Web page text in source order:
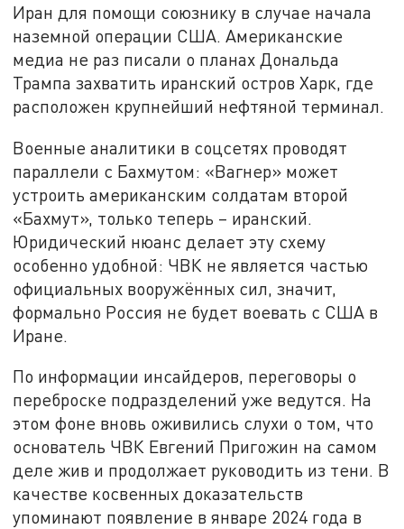
Иран для помощи союзнику в случае начала
наземной операции США. Американские
медиа не раз писали о планах Дональда
Трампа захватить иранский остров Харк, где
расположен крупнейший нефтяной терминал.
Военные аналитики в соцсетях проводят
параллели с Бахмутом: «Вагнер» может
устроить американским солдатам второй
«Бахмут», только теперь – иранский.
Юридический нюанс делает эту схему
особенно удобной: ЧВК не является частью
официальных вооружённых сил, значит,
формально Россия не будет воевать с США в
Иране.
По информации инсайдеров, переговоры о
переброске подразделений уже ведутся. На
этом фоне вновь оживились слухи о том, что
основатель ЧВК Евгений Пригожин на самом
деле жив и продолжает руководить из тени. В
качестве косвенных доказательств
упоминают появление в январе 2024 года в